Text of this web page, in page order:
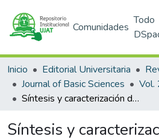
Comunidades
Todo
Inicio Editorial Universitaria
Journal of Basic Sciences
Vol.
Síntesis y caracterización de trióxidos Al-Zr-Ce por el método Sol-Gel
Síntesis y